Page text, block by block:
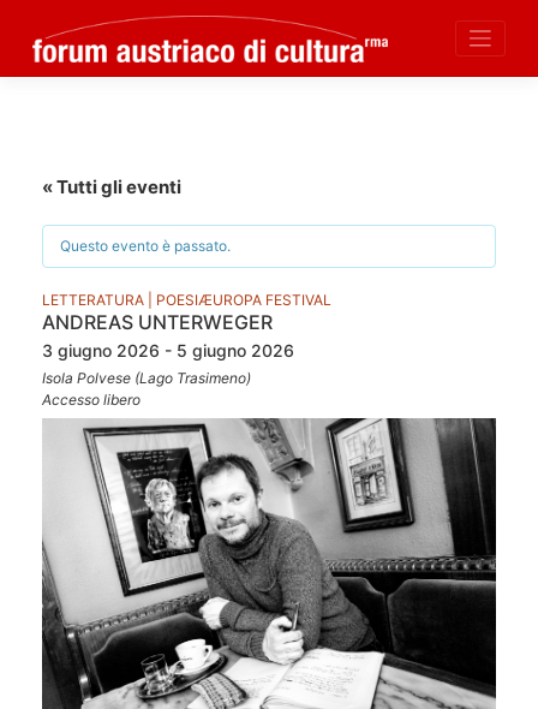
« Tutti gli eventi
Questo evento è passato.
LETTERATURA | POESIÆUROPA FESTIVAL
ANDREAS UNTERWEGER
3 giugno 2026 - 5 giugno 2026
Isola Polvese (Lago Trasimeno)
Accesso libero